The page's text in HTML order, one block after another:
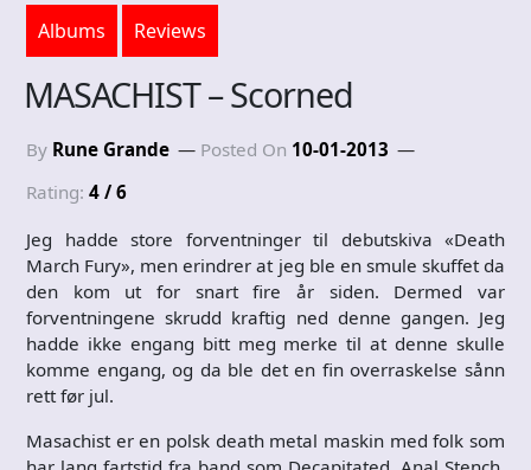
Albums Reviews
MASACHIST – Scorned
By Rune Grande Posted On 10-01-2013
Rating: 4 / 6
Jeg hadde store forventninger til debutskiva «Death
March Fury», men erindrer at jeg ble en smule skuffet da
den kom ut for snart fire år siden. Dermed var
forventningene skrudd kraftig ned denne gangen. Jeg
hadde ikke engang bitt meg merke til at denne skulle
komme engang, og da ble det en fin overraskelse sånn
rett før jul.
Masachist er en polsk death metal maskin med folk som